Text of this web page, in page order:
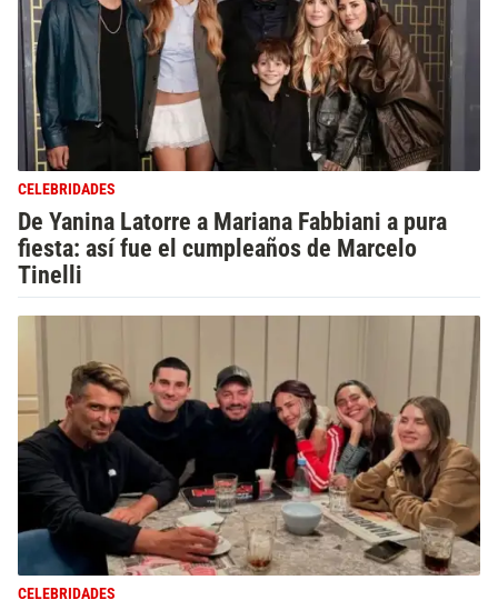
CELEBRIDADES
De Yanina Latorre a Mariana Fabbiani a pura
fiesta: así fue el cumpleaños de Marcelo
Tinelli
CELEBRIDADES